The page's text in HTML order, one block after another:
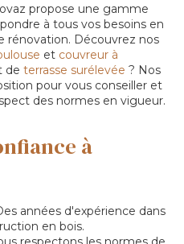
propose une gamme
à tous vos besoins en
rénovation. Découvrez nos
et couvreur à
de terrasse surélevée ? Nos
pour vous conseiller et
des normes en vigueur.
à
années d'expérience dans
en bois.